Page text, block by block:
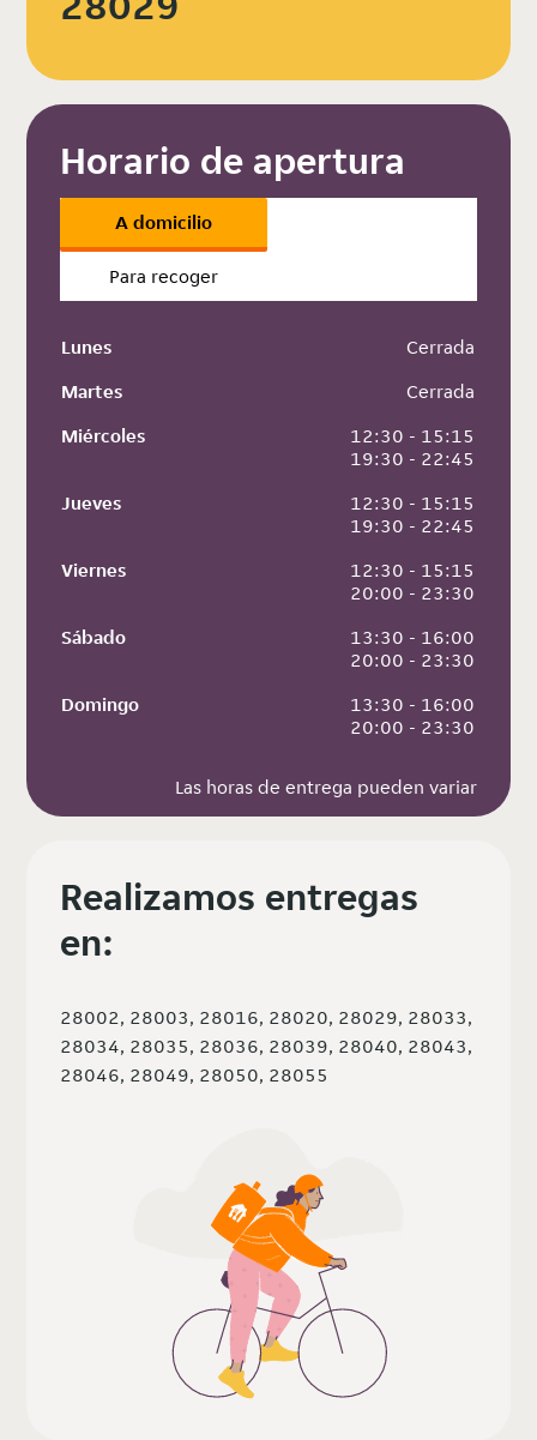
Horario de apertura
A domicilio
Para recoger
Lunes
Cerrada
Martes
Cerrada
Miércoles
12:30 - 15:15
19:30 - 22:45
Jueves
12:30 - 15:15
19:30 - 22:45
Viernes
12:30 - 15:15
20:00 - 23:30
Sábado
13:30 - 16:00
20:00 - 23:30
Domingo
13:30 - 16:00
20:00 - 23:30
Las horas de entrega pueden variar
Realizamos entregas
en:
28002, 28003, 28016, 28020, 28029, 28033,
28034, 28035, 28036, 28039, 28040, 28043,
28046, 28049, 28050, 28055